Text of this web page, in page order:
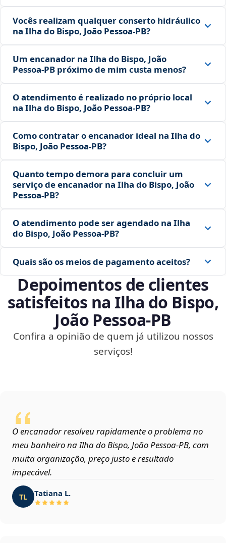
Vocês realizam qualquer conserto hidráulico
na Ilha do Bispo, João Pessoa‑PB?
Um encanador na Ilha do Bispo, João
Pessoa‑PB próximo de mim custa menos?
O atendimento é realizado no próprio local
na Ilha do Bispo, João Pessoa‑PB?
Como contratar o encanador ideal na Ilha do
Bispo, João Pessoa‑PB?
Quanto tempo demora para concluir um
serviço de encanador na Ilha do Bispo, João
Pessoa‑PB?
O atendimento pode ser agendado na Ilha
do Bispo, João Pessoa‑PB?
Quais são os meios de pagamento aceitos?
Depoimentos de clientes
satisfeitos na Ilha do Bispo,
João Pessoa‑PB
Confira a opinião de quem já utilizou nossos
serviços!
O encanador resolveu rapidamente o problema no
meu banheiro na Ilha do Bispo, João Pessoa‑PB, com
muita organização, preço justo e resultado
impecável.
TL Tatiana L.